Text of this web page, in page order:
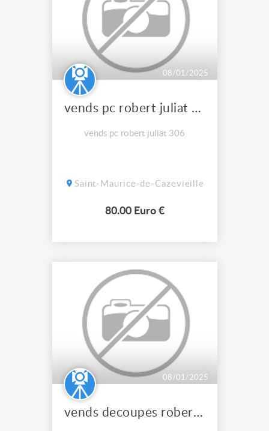
08/01/2025
vends pc robert juliat 306
vends pc robert juliat 306
Saint-Maurice-de-Cazevieille
80.00 Euro €
08/01/2025
vends decoupes robert juliat 613sx